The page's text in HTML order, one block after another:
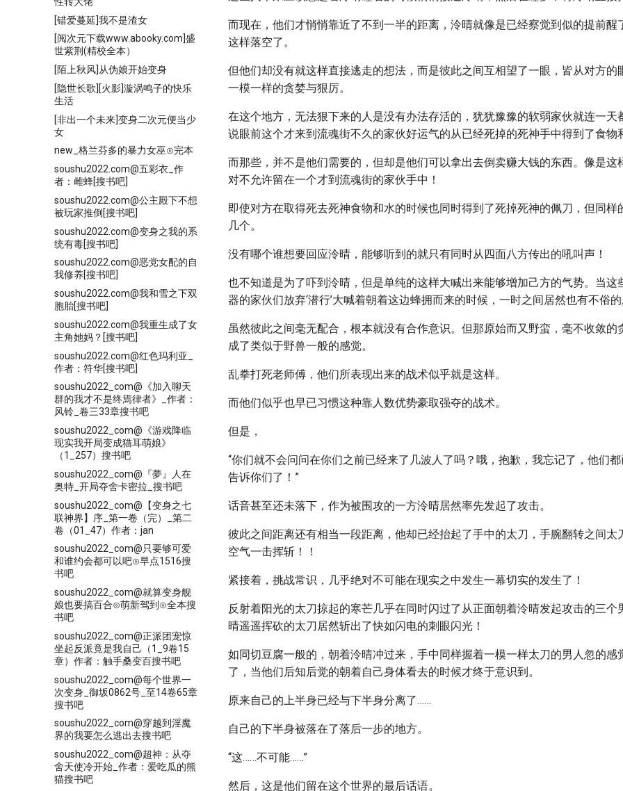
[错爱蔓延]我不是渣女
[阅次元下载www.abooky.com]盛
世紫荆(精校全本）
[陌上秋风]从伪娘开始变身
[隐世长歌][火影]漩涡鸣子的快乐
生活
[非出一个未来]变身二次元便当少
女
new_格兰芬多的暴力女巫⊙完本
soushu2022.com@五彩衣_作
者：雌蜂[搜书吧]
soushu2022.com@公主殿下不想
被玩家推倒[搜书吧]
soushu2022.com@变身之我的系
统有毒[搜书吧]
soushu2022.com@恶党女配的自
我修养[搜书吧]
soushu2022.com@我和雪之下双
胞胎[搜书吧]
soushu2022.com@我重生成了女
主角她妈？[搜书吧]
soushu2022.com@红色玛利亚_
作者：符华[搜书吧]
soushu2022_com@《加入聊天
群的我才不是终焉律者》_作者：
风铃_卷三33章搜书吧
soushu2022_com@《游戏降临
现实我开局变成猫耳萌娘》
（1_257）搜书吧
soushu2022_com@『夢』人在
奥特_开局夺舍卡密拉_搜书吧
soushu2022_com@【变身之七
联神界】序_第一卷（完）_第二
卷（01_47）作者：jan
soushu2022_com@只要够可爱
和谁约会都可以吧⊙早点1516搜
书吧
soushu2022_com@就算变身舰
娘也要搞百合⊙萌新驾到⊙全本搜
书吧
soushu2022_com@正派团宠惊
坐起反派竟是我自己（1_9卷15
章）作者：触手桑变百搜书吧
soushu2022_com@每个世界一
次变身_御坂0862号_至14卷65章
搜书吧
soushu2022_com@穿越到淫魔
界的我要怎么逃出去搜书吧
soushu2022_com@超神：从夺
舍天使冷开始_作者：爱吃瓜的熊
猫搜书吧
而现在，他们才悄悄靠近了不到一半的距离，泠晴就像是已经察觉到似的提前醒
这样落空了。
但他们却没有就这样直接逃走的想法，而是彼此之间互相望了一眼，皆从对方的
一模一样的贪婪与狠厉。
在这个地方，无法狠下来的人是没有办法存活的，犹犹豫豫的软弱家伙就连一天
说眼前这个才来到流魂街不久的家伙好运气的从已经死掉的死神手中得到了食物
而那些，并不是他们需要的，但却是他们可以拿出去倒卖赚大钱的东西。像是这
对不允许留在一个才到流魂街的家伙手中！
即使对方在取得死去死神食物和水的时候也同时得到了死掉死神的佩刀，但同样
几个。
没有哪个谁想要回应泠晴，能够听到的就只有同时从四面八方传出的吼叫声！
也不知道是为了吓到泠晴，但是单纯的这样大喊出来能够增加己方的气势。当这
器的家伙们放弃‘潜行’大喊着朝着这边蜂拥而来的时候，一时之间居然也有不俗的
虽然彼此之间毫无配合，根本就没有合作意识。但那原始而又野蛮，毫不收敛的
成了类似于野兽一般的感觉。
乱拳打死老师傅，他们所表现出来的战术似乎就是这样。
而他们似乎也早已习惯这种靠人数优势豪取强夺的战术。
但是，
“你们就不会问问在你们之前已经来了几波人了吗？哦，抱歉，我忘记了，他们
告诉你们了！”
话音甚至还未落下，作为被围攻的一方泠晴居然率先发起了攻击。
彼此之间距离还有相当一段距离，他却已经抬起了手中的太刀，手腕翻转之间太
空气一击挥斩！！
紧接着，挑战常识，几乎绝对不可能在现实之中发生一幕切实的发生了！
反射着阳光的太刀掠起的寒芒几乎在同时闪过了从正面朝着泠晴发起攻击的三个
晴遥遥挥砍的太刀居然斩出了快如闪电的刺眼闪光！
如同切豆腐一般的，朝着泠晴冲过来，手中同样握着一模一样太刀的男人忽的感
了，当他们后知后觉的朝着自己身体看去的时候才终于意识到。
原来自己的上半身已经与下半身分离了……
自己的下半身被落在了落后一步的地方。
“这……不可能……”
然后，这是他们留在这个世界的最后话语。